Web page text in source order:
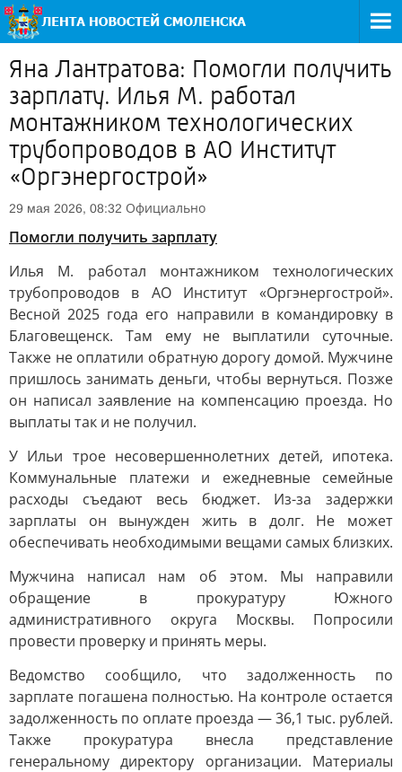
Яна Лантратова: Помогли получить
зарплату. Илья М. работал
монтажником технологических
трубопроводов в АО Институт
«Оргэнергострой»
29 мая 2026, 08:32 Официально
Помогли получить зарплату
Илья М. работал монтажником технологических
трубопроводов в АО Институт «Оргэнергострой».
Весной 2025 года его направили в командировку в
Благовещенск. Там ему не выплатили суточные.
Также не оплатили обратную дорогу домой. Мужчине
пришлось занимать деньги, чтобы вернуться. Позже
он написал заявление на компенсацию проезда. Но
выплаты так и не получил.
У Ильи трое несовершеннолетних детей, ипотека.
Коммунальные платежи и ежедневные семейные
расходы съедают весь бюджет. Из-за задержки
зарплаты он вынужден жить в долг. Не может
обеспечивать необходимыми вещами самых близких.
Мужчина написал нам об этом. Мы направили
обращение в прокуратуру Южного
административного округа Москвы. Попросили
провести проверку и принять меры.
Ведомство сообщило, что задолженность по
зарплате погашена полностью. На контроле остается
задолженность по оплате проезда — 36,1 тыс. рублей.
Также прокуратура внесла представление
генеральному директору организации. Материалы